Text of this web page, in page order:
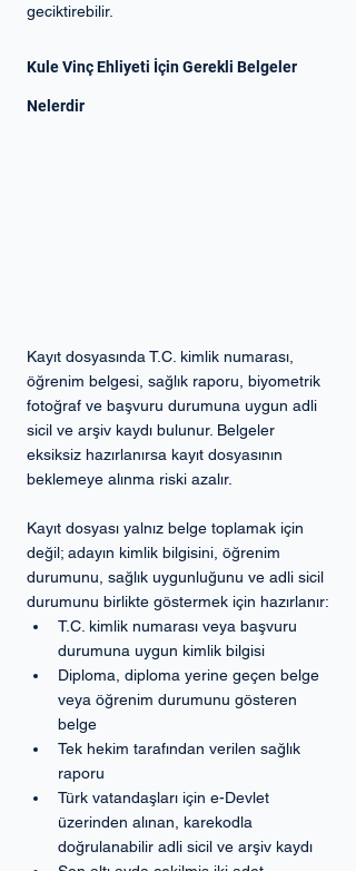
geciktirebilir.
Kule Vinç Ehliyeti İçin Gerekli Belgeler
Nelerdir
Kayıt dosyasında T.C. kimlik numarası,
öğrenim belgesi, sağlık raporu, biyometrik
fotoğraf ve başvuru durumuna uygun adli
sicil ve arşiv kaydı bulunur. Belgeler
eksiksiz hazırlanırsa kayıt dosyasının
beklemeye alınma riski azalır.
Kayıt dosyası yalnız belge toplamak için
değil; adayın kimlik bilgisini, öğrenim
durumunu, sağlık uygunluğunu ve adli sicil
durumunu birlikte göstermek için hazırlanır:
T.C. kimlik numarası veya başvuru
durumuna uygun kimlik bilgisi
Diploma, diploma yerine geçen belge
veya öğrenim durumunu gösteren
belge
Tek hekim tarafından verilen sağlık
raporu
Türk vatandaşları için e-Devlet
üzerinden alınan, karekodla
doğrulanabilir adli sicil ve arşiv kaydı